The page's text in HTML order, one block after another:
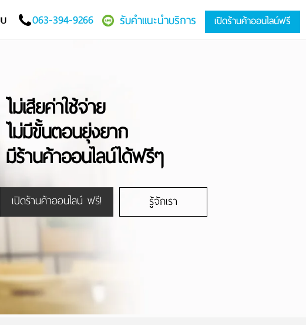
เปิดร้านค้าออนไลน์ฟรี
รับคำแนะนำบริการ
063-394-9266
ไม่เสียค่าใช้จ่าย
ไม่มีขั้นตอนยุ่งยาก
มีร้านค้าออนไลน์ได้ฟรีๆ
เปิดร้านค้าออนไลน์ ฟรี! รู้จักเรา